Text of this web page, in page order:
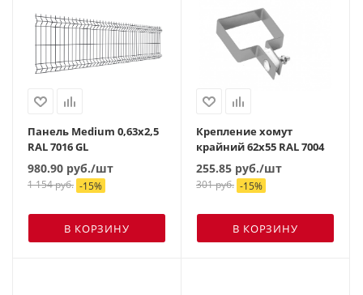
Панель Medium 0,63х2,5
RAL 7016 GL
980.90 руб./шт
1 154руб. -15%
В КОРЗИНУ
Крепление хомут
крайний 62х55 RAL 7004
255.85 руб./шт
301руб. -15%
В КОРЗИНУ